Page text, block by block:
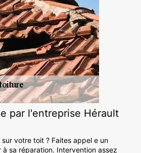
par l'entreprise Hérault
votre toit ? Faites appel e un
sa réparation. Intervention assez